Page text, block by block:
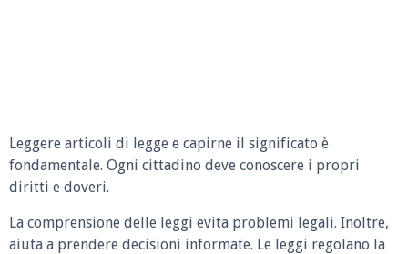
Leggere articoli di legge e capirne il significato è
fondamentale. Ogni cittadino deve conoscere i propri
diritti e doveri.
La comprensione delle leggi evita problemi legali. Inoltre,
aiuta a prendere decisioni informate. Le leggi regolano la